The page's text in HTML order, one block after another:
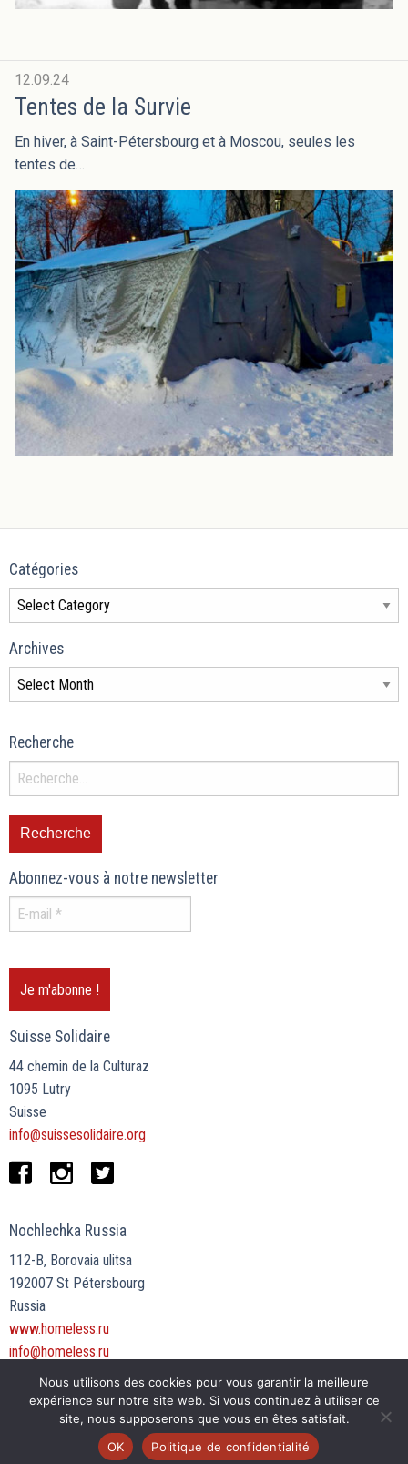
12.09.24
Tentes de la Survie
En hiver, à Saint-Pétersbourg et à Moscou, seules les
tentes de…
Catégories
Archives
Recherche
Abonnez-vous à notre newsletter
Suisse Solidaire
44 chemin de la Culturaz
1095 Lutry
Suisse
info@suissesolidaire.org
Nochlechka Russia
112-B, Borovaia ulitsa
192007 St Pétersbourg
Russia
www.homeless.ru
info@homeless.ru
© 2026 Nochlechka Suisse Solidaire.
Nous utilisons des cookies pour vous garantir la meilleure
expérience sur notre site web. Si vous continuez à utiliser ce
site, nous supposerons que vous en êtes satisfait.
OK
Politique de confidentialité